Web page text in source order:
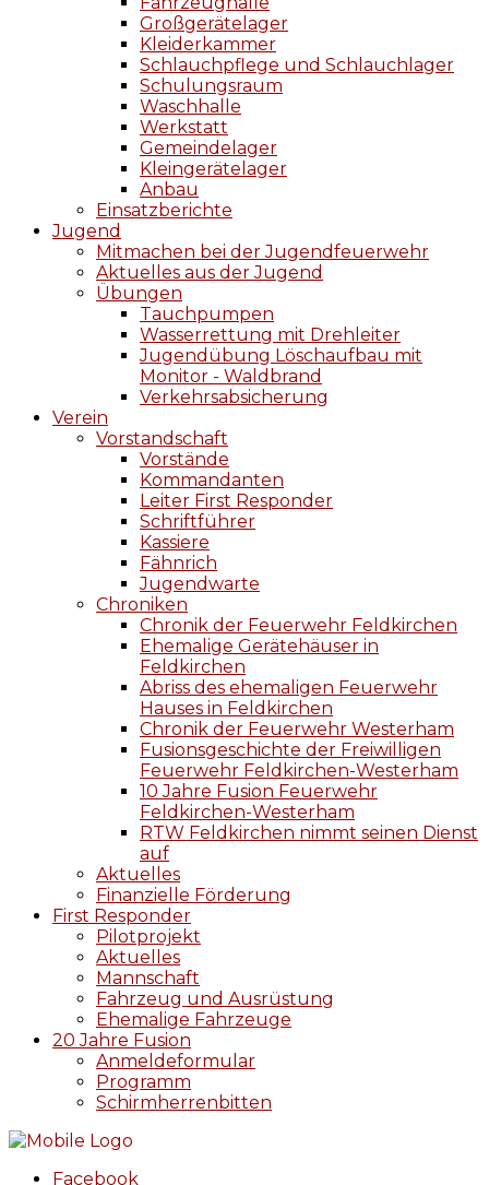
Großgerätelager
Kleiderkammer
Schlauchpflege und Schlauchlager
Schulungsraum
Waschhalle
Werkstatt
Gemeindelager
Kleingerätelager
Anbau
Einsatzberichte
Jugend
Mitmachen bei der Jugendfeuerwehr
Aktuelles aus der Jugend
Übungen
Tauchpumpen
Wasserrettung mit Drehleiter
Jugendübung Löschaufbau mit
Monitor - Waldbrand
Verkehrsabsicherung
Verein
Vorstandschaft
Vorstände
Kommandanten
Leiter First Responder
Schriftführer
Kassiere
Fähnrich
Jugendwarte
Chroniken
Chronik der Feuerwehr Feldkirchen
Ehemalige Gerätehäuser in
Feldkirchen
Abriss des ehemaligen Feuerwehr
Hauses in Feldkirchen
Chronik der Feuerwehr Westerham
Fusionsgeschichte der Freiwilligen
Feuerwehr Feldkirchen-Westerham
10 Jahre Fusion Feuerwehr
Feldkirchen-Westerham
RTW Feldkirchen nimmt seinen Dienst
auf
Aktuelles
Finanzielle Förderung
First Responder
Pilotprojekt
Aktuelles
Mannschaft
Fahrzeug und Ausrüstung
Ehemalige Fahrzeuge
20 Jahre Fusion
Anmeldeformular
Programm
Schirmherrenbitten
Facebook